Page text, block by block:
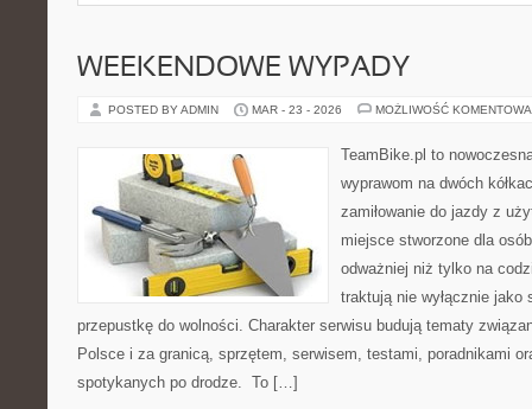
WEEKENDOWE WYPADY
POSTED BY ADMIN MAR - 23 - 2026 MOŻLIWOŚĆ
TeamBike.pl to
wyprawom na dwóch
zamiłowanie do jazdy z
miejsce stworzone dla
odważniej niż tylko na
traktują nie wyłącznie
przepustkę do wolności. Charakter serwisu budują tematy
Polsce i za granicą, sprzętem, serwisem, testami, poradnikami
spotykanych po drodze. To […]